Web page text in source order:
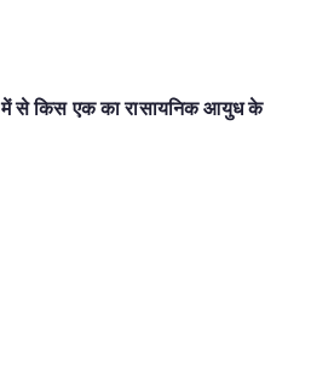
में से किस एक का रासायनिक आयुध के